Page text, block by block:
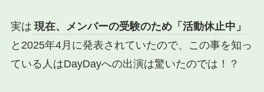
実は 現在、メンバーの受験のため「活動休止中」
と2025年4月に発表されていたので、この事を知っ
ている人はDayDayへの出演は驚いたのでは！？